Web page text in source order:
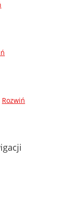
Rozwiń